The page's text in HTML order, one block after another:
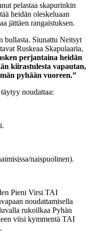
pelastaa skapurinkin
heidän oleskeluaan
jättäen rangaistuksen.
bullasta. Siunattu Neitsyt
Ruskeaa Skapulaaria,
perjantaina heidän
kiirastulesta vapautan,
pyhään vuoreen.”
noudattaa:
naispuolinen).
Pieni Virsi TAI
noudattamisella
rukoilkaa Pyhän
viisi kymmentä TAI